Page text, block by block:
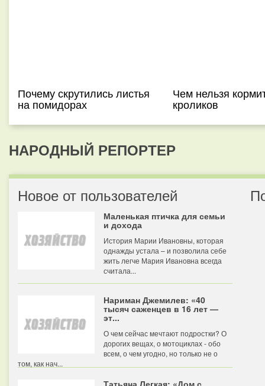
Почему скрутились листья
на помидорах
Чем нельзя
кроликов
НАРОДНЫЙ РЕПОРТЕР
Новое от пользователей
Маленькая птичка для семьи
и дохода
История Марии Ивановны, которая
однажды устала – и позволила себе
жить легче Мария Ивановна всегда
считала...
Нариман Джемилев: «40
тысяч саженцев в 16 лет —
эт...
О чем сейчас мечтают подростки? О
дорогих вещах, о мотоциклах - обо
всем, о чем угодно, но только не о
том, как нач...
Татьяна Легкая: «Дом с